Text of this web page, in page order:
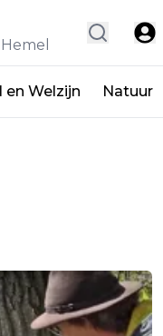
en Welzijn Natuur